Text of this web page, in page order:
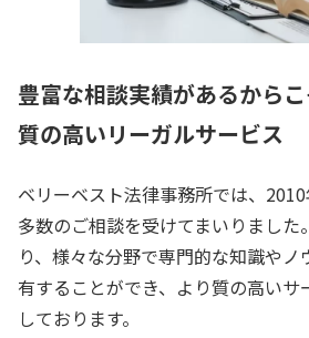
豊富な相談実績があるから
質の高いリーガルサービス
ベリーベスト法律事務所では、
多数のご相談を受けてまいりました
り、様々な分野で専門的な知識や
有することができ、より質の高いサ
しております。